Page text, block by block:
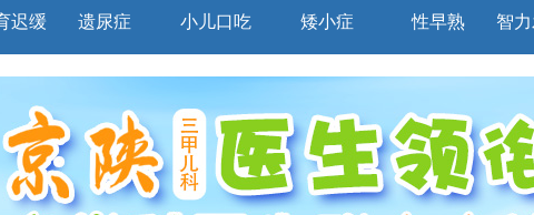
迟缓 遗尿症 小儿口吃 矮小症 性早熟 智